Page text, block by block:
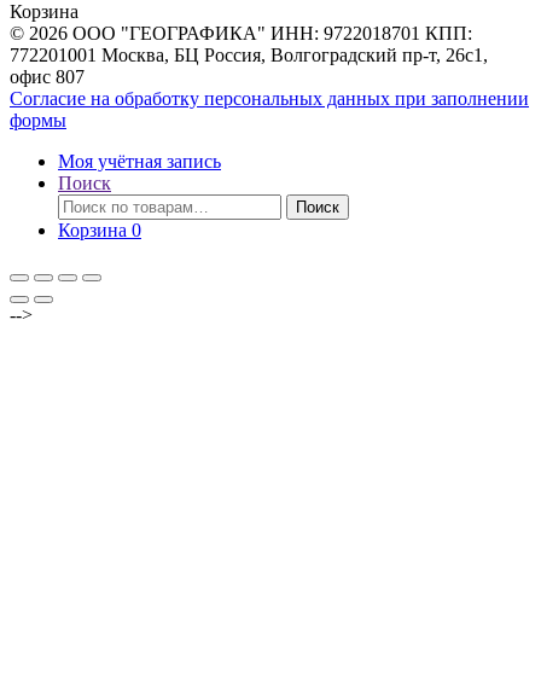
Корзина
© 2026 ООО "ГЕОГРАФИКА" ИНН: 9722018701 КПП:
772201001 Москва, БЦ Россия, Волгоградский пр-т, 26с1,
офис 807
Согласие на обработку персональных данных при заполнении
формы
Моя учётная запись
Поиск
Искать:
Поиск
Корзина 0
-->